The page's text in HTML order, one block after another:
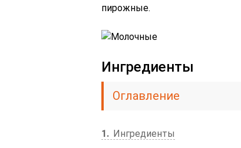
пирожные.
Ингредиенты
Оглавление
1
Ингредиенты